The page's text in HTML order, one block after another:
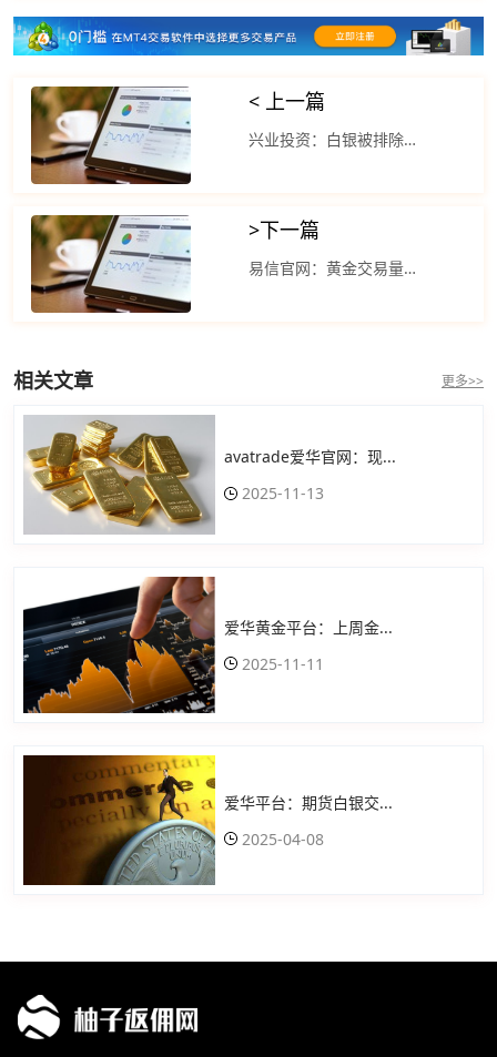
< 上一篇
兴业投资：白银被排除在广泛市场的风险偏好之外
>下一篇
易信官网：黄金交易量呈现出明显的上升趋势
相关文章 更多>>
avatrade爱华官网：现...
2025-11-13
爱华黄金平台：上周金...
2025-11-11
爱华平台：期货白银交...
2025-04-08